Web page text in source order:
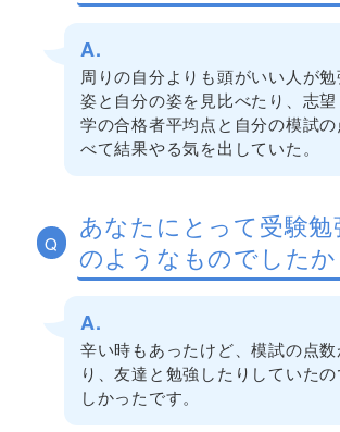
A.
周りの自分よりも頭がいい人が
姿と自分の姿を見比べたり、志
学の合格者平均点と自分の模試
べて結果やる気を出していた。
Q
あなたにとって受験
のようなものでしたか
A.
辛い時もあったけど、模試の点
り、友達と勉強したりしていた
しかったです。